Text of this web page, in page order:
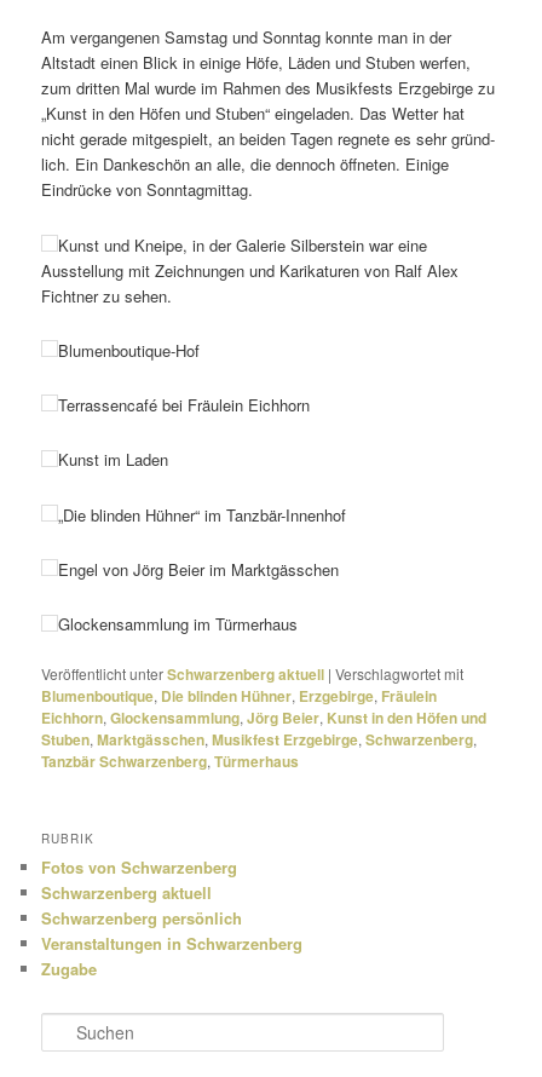
Am vergan­genen Samstag und Sonntag konnte man in der
Altstadt einen Blick in einige Höfe, Läden und Stuben werfen,
zum dritten Mal wurde im Rahmen des Musikfests Erzgebirge zu
„Kunst in den Höfen und Stuben“ einge­laden. Das Wetter hat
nicht gerade mitge­spielt, an beiden Tagen regnete es sehr gründ­
lich. Ein Dankeschön an alle, die dennoch öffneten. Einige
Eindrücke von Sonntagmittag.
Kunst und Kneipe, in der Galerie Silberstein war eine
Ausstellung mit Zeichnungen und Karikaturen von Ralf Alex
Fichtner zu sehen.
Blumenboutique-Hof
Terrassencafé bei Fräulein Eichhorn
Kunst im Laden
„Die blinden Hühner“ im Tanzbär-Innenhof
Engel von Jörg Beier im Marktgässchen
Glockensammlung im Türmerhaus
Veröffentlicht unterSchwarzenberg aktuell |Verschlagwortet mit
Blumenboutique, Die blinden Hühner, Erzgebirge, Fräulein
Eichhorn,Glockensammlung,Jörg Beier, Kunst in den Höfen und
Stuben,Marktgässchen,Musikfest Erzgebirge,Schwarzenberg,
Tanzbär Schwarzenberg,Türmerhaus
RUBRIK
Fotos von Schwarzenberg
Schwarzenberg aktuell
Schwarzenberg persönlich
Veranstaltungen in Schwarzenberg
Zugabe
u